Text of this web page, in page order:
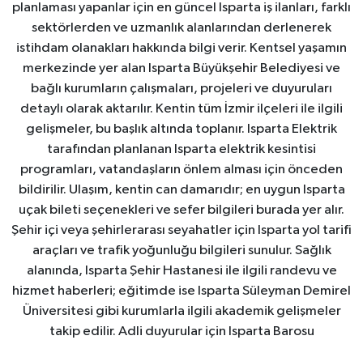
planlaması yapanlar için en güncel Isparta iş ilanları, farklı
sektörlerden ve uzmanlık alanlarından derlenerek
istihdam olanakları hakkında bilgi verir. Kentsel yaşamın
merkezinde yer alan Isparta Büyükşehir Belediyesi ve
bağlı kurumların çalışmaları, projeleri ve duyuruları
detaylı olarak aktarılır. Kentin tüm İzmir ilçeleri ile ilgili
gelişmeler, bu başlık altında toplanır. Isparta Elektrik
tarafından planlanan Isparta elektrik kesintisi
programları, vatandaşların önlem alması için önceden
bildirilir. Ulaşım, kentin can damarıdır; en uygun Isparta
uçak bileti seçenekleri ve sefer bilgileri burada yer alır.
Şehir içi veya şehirlerarası seyahatler için Isparta yol tarifi
araçları ve trafik yoğunluğu bilgileri sunulur. Sağlık
alanında, Isparta Şehir Hastanesi ile ilgili randevu ve
hizmet haberleri; eğitimde ise Isparta Süleyman Demirel
Üniversitesi gibi kurumlarla ilgili akademik gelişmeler
takip edilir. Adli duyurular için Isparta Barosu